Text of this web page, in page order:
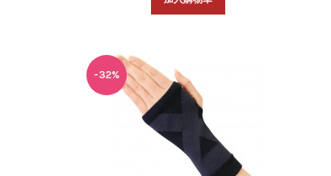
-32%